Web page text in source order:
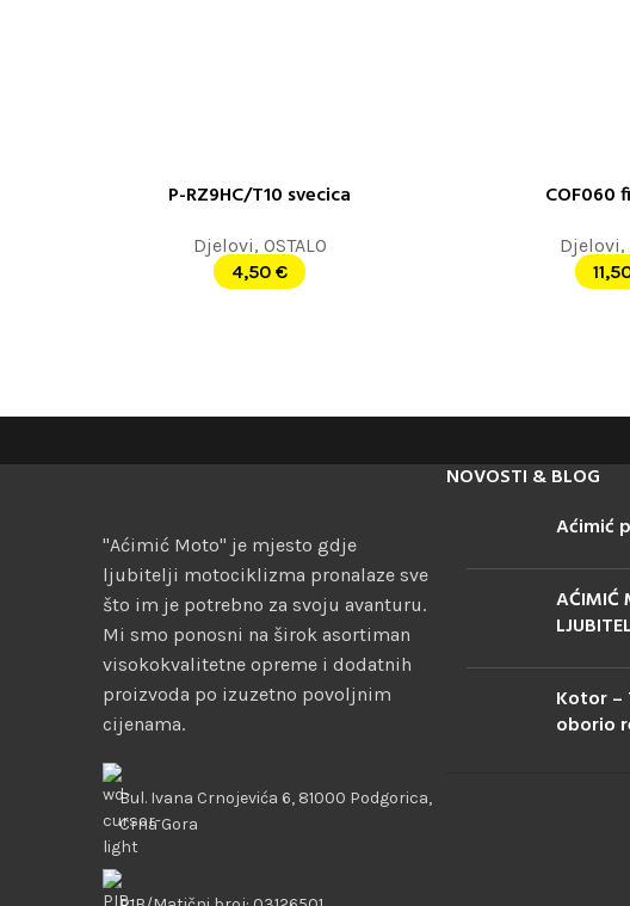
DODAJ U KORPUP-RZ9HC/T10 svecica
Djelovi, OSTALO
4,50 €
DODAJ U KORPUCOF060
Djelovi,
"Aćimić Moto" je mjesto gdje
ljubitelji motociklizma pronalaze sve
što im je potrebno za svoju avanturu.
Mi smo ponosni na širok asortiman
visokokvalitetne opreme i dodatnih
proizvoda po izuzetno povoljnim
cijenama.
Bul. Ivana Crnojevića 6, 81000 Podgorica,
Crna Gora
NOVOSTI & BLOG
Aćimić
AĆIMIĆ
Kotor –
oborio